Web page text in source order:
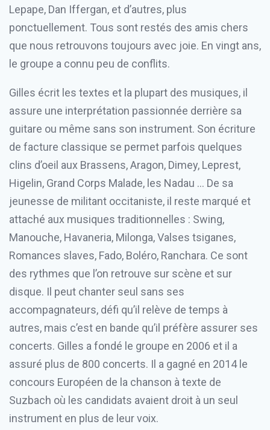
Lepape, Dan Iffergan, et d’autres, plus
ponctuellement. Tous sont restés des amis chers
que nous retrouvons toujours avec joie. En vingt ans,
le groupe a connu peu de conflits.
Gilles écrit les textes et la plupart des musiques, il
assure une interprétation passionnée derrière sa
guitare ou même sans son instrument. Son écriture
de facture classique se permet parfois quelques
clins d’oeil aux Brassens, Aragon, Dimey, Leprest,
Higelin, Grand Corps Malade, les Nadau … De sa
jeunesse de militant occitaniste, il reste marqué et
attaché aux musiques traditionnelles : Swing,
Manouche, Havaneria, Milonga, Valses tsiganes,
Romances slaves, Fado, Boléro, Ranchara. Ce sont
des rythmes que l’on retrouve sur scène et sur
disque. Il peut chanter seul sans ses
accompagnateurs, défi qu’il relève de temps à
autres, mais c’est en bande qu’il préfère assurer ses
concerts. Gilles a fondé le groupe en 2006 et il a
assuré plus de 800 concerts. Il a gagné en 2014 le
concours Européen de la chanson à texte de
Suzbach où les candidats avaient droit à un seul
instrument en plus de leur voix.